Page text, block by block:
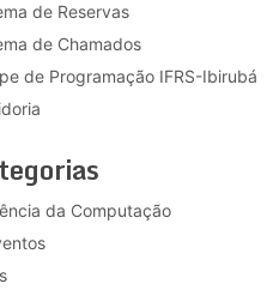
de Reservas
de Chamados
de Programação IFRS-Ibirubá
da Computação